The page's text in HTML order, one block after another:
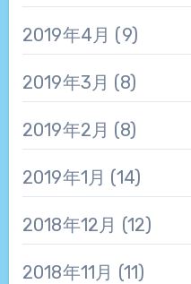
2019年4月 (9)
2019年3月 (8)
2019年2月 (8)
2019年1月 (14)
2018年12月 (12)
2018年11月 (11)